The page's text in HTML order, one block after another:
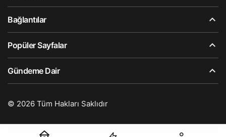
Bağlantılar
Popüler Sayfalar
Gündeme Dair
© 2026 Tüm Hakları Saklıdır